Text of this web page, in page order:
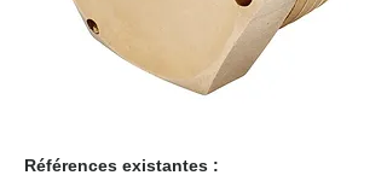
Références existantes :